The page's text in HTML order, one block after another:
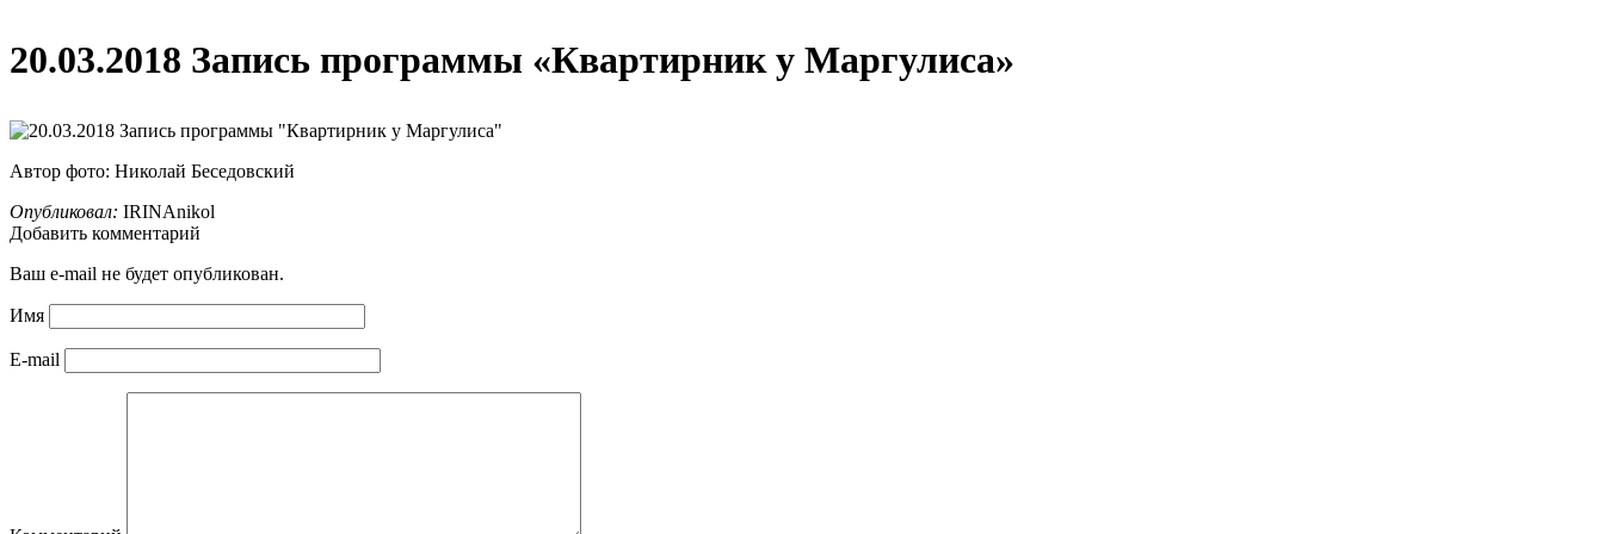
20.03.2018 Запись программы «Квартирник у Маргулиса»
Автор фото: Николай Беседовский
Опубликовал: IRINAnikol
Добавить комментарий
Ваш e-mail не будет опубликован.
Имя
E-mail